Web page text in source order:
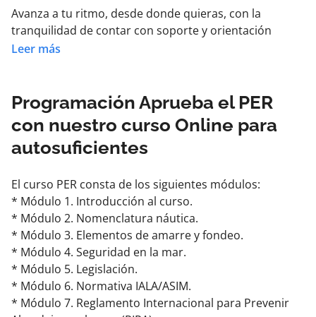
Avanza a tu ritmo, desde donde quieras, con la
tranquilidad de contar con soporte y orientación
cuando lo necesites.
Prepara tu examen desde el PC, Tablet o Móvil, con el
Campus virtual más avanzado.
Tandrás acceso al campus virtual durante 120 días.
Te prepararás para cualquier examen oficial de
cualquier comunidad autónoma con suma facilidad.
En este curso se incluye todo el material didáctico
necesario para preparar el programa oficial de
estudio.
La plataforma integra el programa oficial y sus
Leer más
Programación Aprueba el PER
con nuestro curso Online para
autosuficientes
El curso PER consta de los siguientes módulos:
* Módulo 1. Introducción al curso.
* Módulo 2. Nomenclatura náutica.
* Módulo 3. Elementos de amarre y fondeo.
* Módulo 4. Seguridad en la mar.
* Módulo 5. Legislación.
* Módulo 6. Normativa IALA/ASIM.
* Módulo 7. Reglamento Internacional para Prevenir